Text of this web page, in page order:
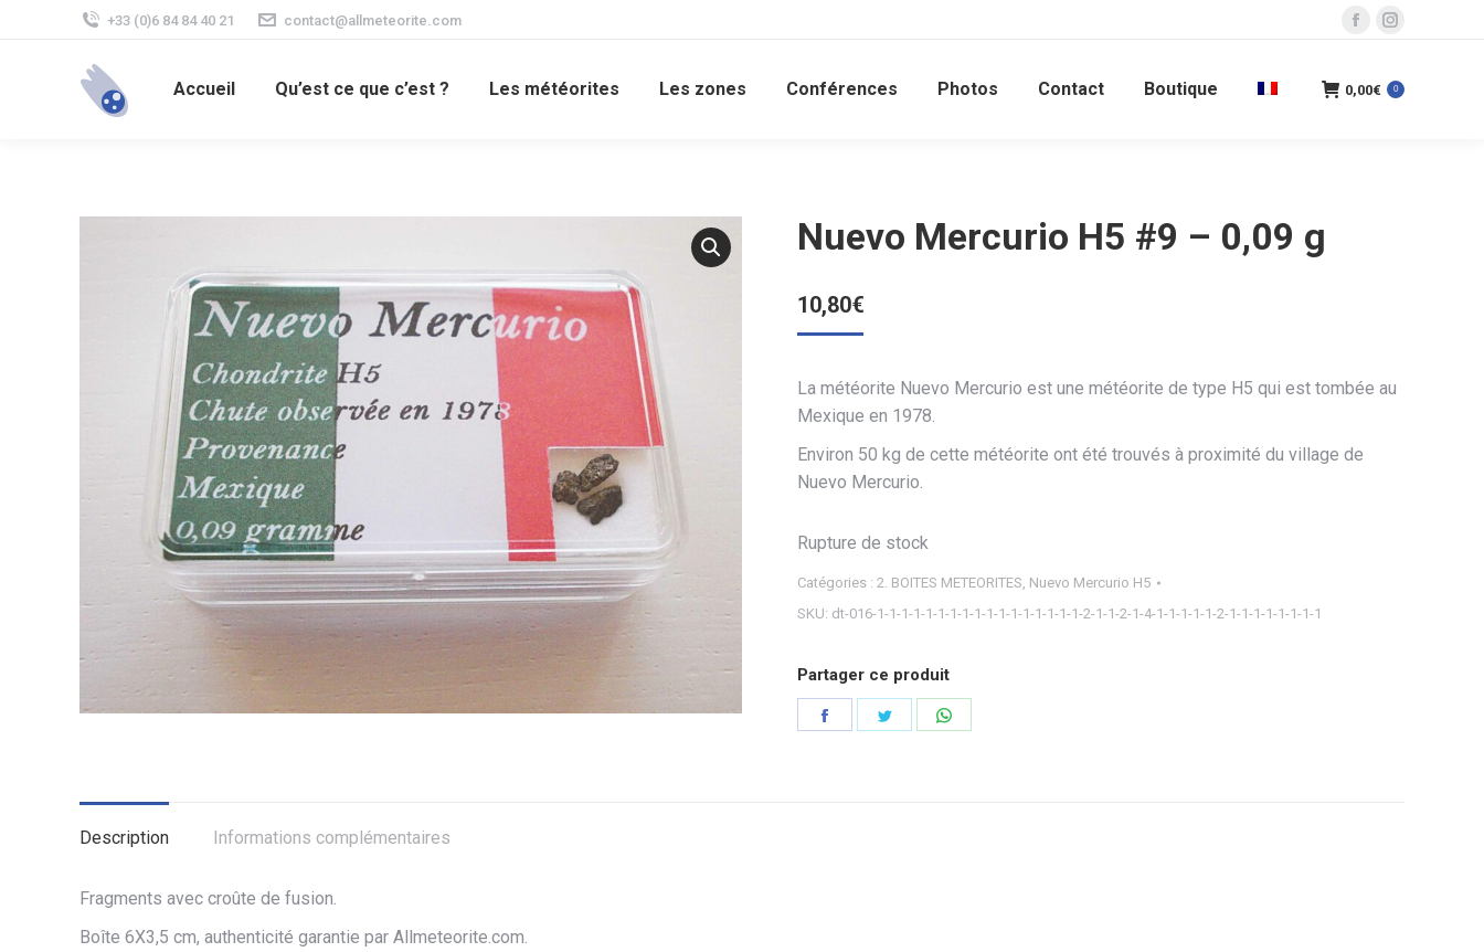
+33 (0)6 84 84 40 21 contact@allmeteorite.com
La
Facebook
La
Instagram
Accueil Qu’est ce que c’est ? Les météorites Les zones Conférences Photos Contact Boutique 0,00€ 0
Nuevo Mercurio H5 #9 – 0,09 g
10,80€
La météorite Nuevo Mercurio est une météorite de type H5 qui est tombée au
Mexique en 1978.
Environ 50 kg de cette météorite ont été trouvés à proximité du village de
Nuevo Mercurio.
Rupture de stock
Catégories : 2. BOITES METEORITES, Nuevo Mercurio H5
SKU: dt-016-1-1-1-1-1-1-1-1-1-1-1-1-1-1-1-1-1-2-1-1-2-1-4-1-1-1-1-1-2-1-1-1-1-1-1-1-1
Partager ce produit
Partager Partager
Description Informations complémentaires
Fragments avec croûte de fusion.
Boîte 6X3,5 cm, authenticité garantie par Allmeteorite.com.